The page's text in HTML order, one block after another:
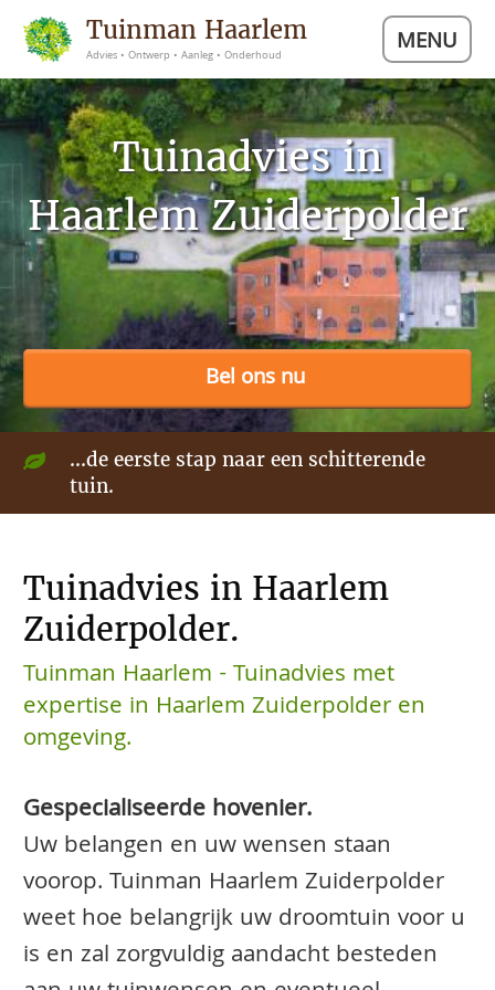
Tuinman Haarlem
Advies • Ontwerp • Aanleg • Onderhoud MENU
Tuinadvies in
Haarlem Zuiderpolder
Bel ons nu
...de eerste stap naar een schitterende
tuin.
Tuinadvies in Haarlem
Zuiderpolder.
Tuinman Haarlem - Tuinadvies met
expertise in Haarlem Zuiderpolder en
omgeving.
Gespecialiseerde hovenier.
Uw belangen en uw wensen staan
voorop. Tuinman Haarlem Zuiderpolder
weet hoe belangrijk uw droomtuin voor u
is en zal zorgvuldig aandacht besteden